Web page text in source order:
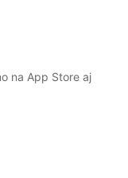
na App Store aj